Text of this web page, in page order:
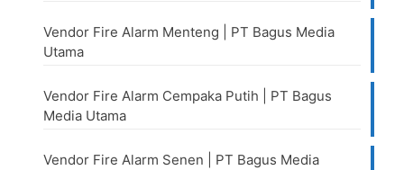
Vendor Fire Alarm Menteng | PT Bagus Media
Utama
Vendor Fire Alarm Cempaka Putih | PT Bagus
Media Utama
Vendor Fire Alarm Senen | PT Bagus Media